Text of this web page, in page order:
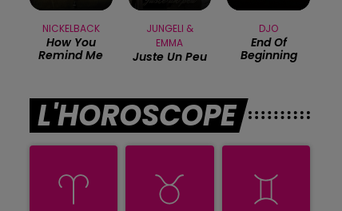
NICKELBACK
How You
Remind Me
JUNGELI &
EMMA
Juste Un Peu
DJO
End Of
Beginning
L'HOROSCOPE